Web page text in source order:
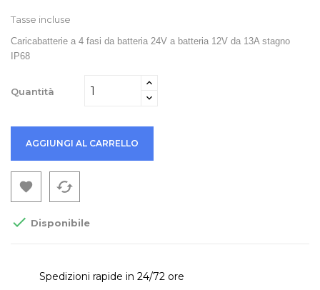
Tasse incluse
Caricabatterie a 4 fasi da batteria 24V a batteria 12V da 13A stagno
IP68
Quantità
AGGIUNGI AL CARRELLO
 cached
 Disponibile
Spedizioni rapide in 24/72 ore